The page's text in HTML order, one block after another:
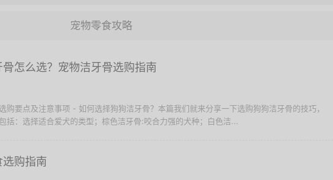
宠物零食攻略
骨怎么选？宠物洁牙骨选购指南
购要点及注意事项 - 如何选择狗狗洁牙骨？本篇我们就来分享一下选购狗狗洁牙骨的技巧，
括：选择适合爱犬的类型；棕色洁牙骨:咬合力强的犬种；白色洁...
选购指南